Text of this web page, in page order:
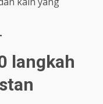
langkah